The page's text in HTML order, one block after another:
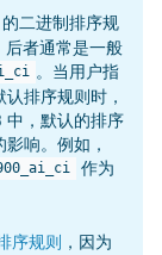
的二进制排序规
后者通常是一般
。当用户指
排序规则时，
中，默认的排序
影响。例如，
作为
序规则 ，因为